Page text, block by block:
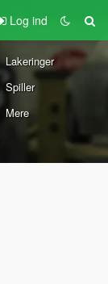
Log ind
Lakeringer
Spiller
Mere